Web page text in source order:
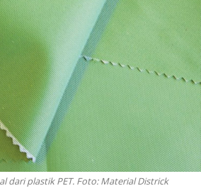
dari plastik PET. Foto: Material Districk